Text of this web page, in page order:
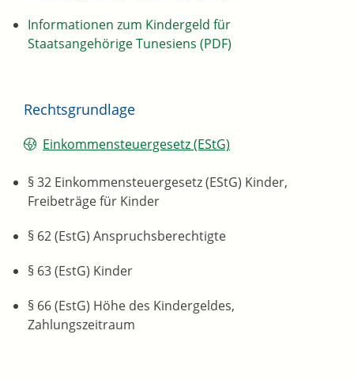
Informationen zum Kindergeld für
Staatsangehörige Tunesiens (PDF)
Rechtsgrundlage
Einkommensteuergesetz (EStG)
§ 32 Einkommensteuergesetz (EStG) Kinder,
Freibeträge für Kinder
§ 62 (EstG) Anspruchsberechtigte
§ 63 (EstG) Kinder
§ 66 (EstG) Höhe des Kindergeldes,
Zahlungszeitraum